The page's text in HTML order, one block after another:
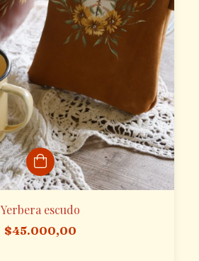
Yerbera escudo
$45.000,00